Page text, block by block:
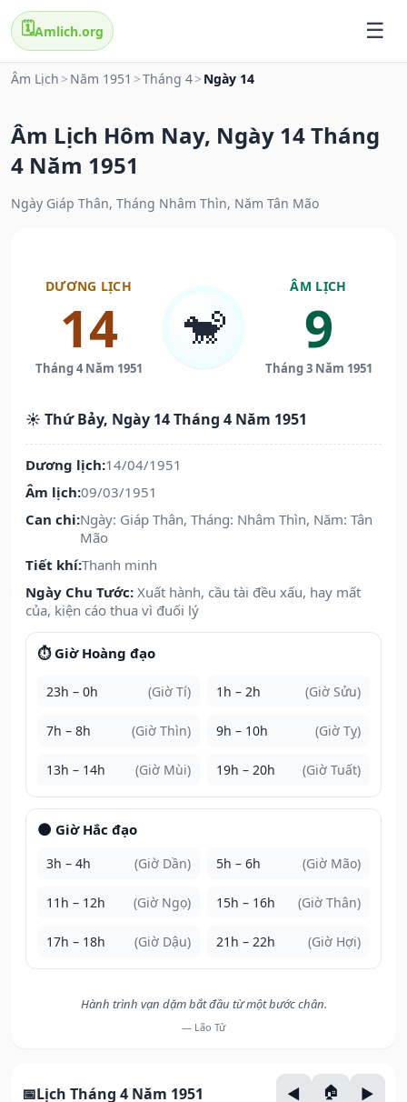
🗓️Amlich.org
Âm Lịch > Năm 1951 >Tháng 4> Ngày 14
Âm Lịch Hôm Nay, Ngày 14 Tháng
4 Năm 1951
Ngày Giáp Thân, Tháng Nhâm Thìn, Năm Tân Mão
DƯƠNG LỊCH
14
Tháng 4 Năm 1951
🐒
ÂM LỊCH
9
Tháng 3 Năm 1951
☀️ Thứ Bảy, Ngày 14 Tháng 4 Năm 1951
Dương lịch:14/04/1951
Âm lịch:09/03/1951
Can chi:Ngày: Giáp Thân, Tháng: Nhâm Thìn, Năm: Tân
Mão
Tiết khí:Thanh minh
Ngày Chu Tước: Xuất hành, cầu tài đều xấu, hay mất
của, kiện cáo thua vì đuối lý
⏱️ Giờ Hoàng đạo
23h – 0h (Giờ Tí) 1h – 2h (Giờ Sửu)
7h – 8h (Giờ Thìn) 9h – 10h (Giờ Tỵ)
13h – 14h (Giờ Mùi) 19h – 20h (Giờ Tuất)
🌑 Giờ Hắc đạo
3h – 4h (Giờ Dần) 5h – 6h (Giờ Mão)
11h – 12h (Giờ Ngọ) 15h – 16h (Giờ Thân)
17h – 18h (Giờ Dậu) 21h – 22h (Giờ Hợi)
Hành trình vạn dặm bắt đầu từ một bước chân.
— Lão Tử
Lịch Tháng 4 Năm 1951